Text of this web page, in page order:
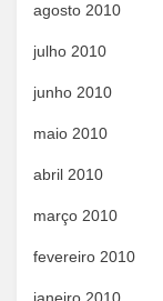
agosto 2010
julho 2010
junho 2010
maio 2010
abril 2010
março 2010
fevereiro 2010